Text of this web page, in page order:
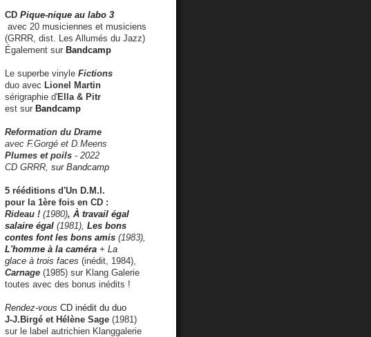
CD Pique-nique au labo 3
avec 20 musiciennes et musiciens
(GRRR, dist. Les Allumés du Jazz)
Également sur Bandcamp
Le superbe vinyle Fictions
duo avec Lionel Martin
sérigraphie d'Ella & Pitr
est sur Bandcamp
Reformation du Drame
avec F.Gorgé et D.Meens
Plumes et poils - 2022
CD GRRR, sur Bandcamp
5 rééditions d'Un D.M.I.
pour la 1ère fois en CD :
Rideau ! (1980), À travail égal
salaire égal (1981), Les bons
contes font les bons amis (1983),
L'homme à la caméra + La
glace à trois faces (inédit, 1984),
Carnage (1985) sur Klang Galerie
toutes avec des bonus inédits !
Rendez-vous CD inédit du duo
J-J.Birgé et Hélène Sage (1981)
sur le label autrichien Klanggalerie